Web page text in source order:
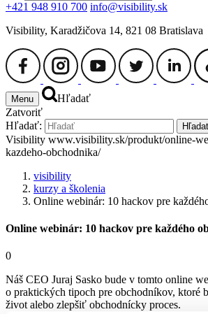
+421 948 910 700 info@visibility.sk
Visibility, Karadžičova 14, 821 08 Bratislava
Menu
Hľadať
Zatvoriť
Hľadať:
Visibility www.visibility.sk/produkt/online-
kazdeho-obchodnika/
visibility
kurzy a školenia
Online webinár: 10 hackov pre
Online webinár: 10 hackov pre každého
0
Náš CEO Juraj Sasko bude v tomto online
o praktických tipoch pre obchodníkov,
život alebo zlepšiť obchodnícky proces.